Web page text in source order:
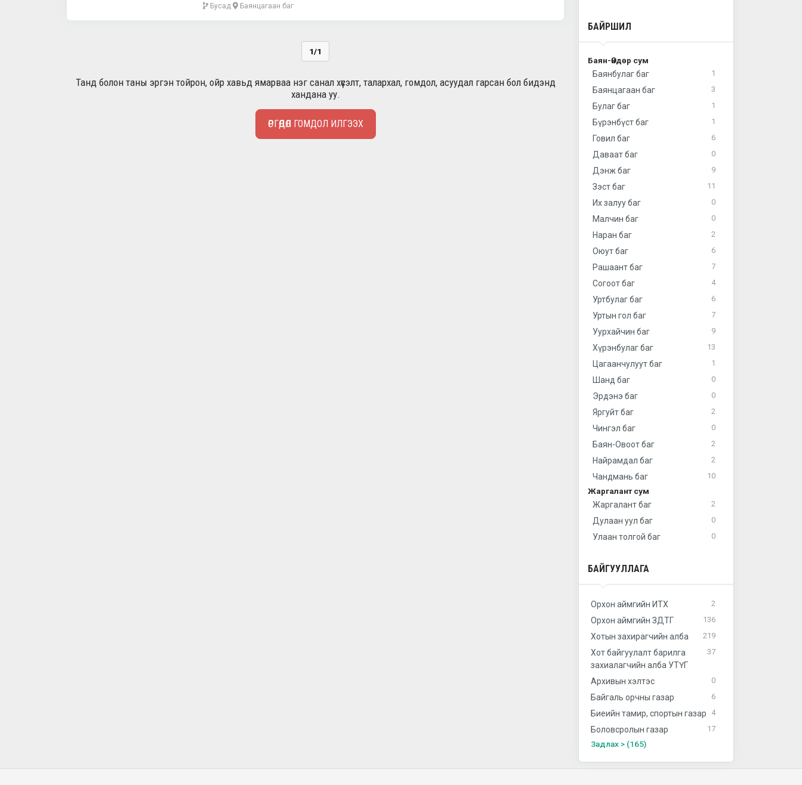
Бусад Баянцагаан баг
1/1
Танд болон таны эргэн тойрон, ойр хавьд ямарваа нэг санал хүсэлт, талархал, гомдол, асуудал гарсан бол бидэнд
хандана уу.
ӨРГӨДӨЛ ГОМДОЛ ИЛГЭЭХ
БАЙРШИЛ
Баян-Өндөр сум
Баянбулаг баг
1
Баянцагаан баг 3
Булаг баг 1
Бүрэнбүст баг 1
Говил баг 6
Даваат баг 0
Дэнж баг 9
Зэст баг 11
Их залуу баг 0
Малчин баг 0
Наран баг 2
Оюут баг 6
Рашаант баг 7
Согоот баг 4
Уртбулаг баг 6
Уртын гол баг 7
Уурхайчин баг 9
Хүрэнбулаг баг 13
Цагаанчулуут баг 1
Шанд баг 0
Эрдэнэ баг 0
Яргуйт баг 2
Чингэл баг 0
Баян-Овоот баг 2
Найрамдал баг 2
Чандмань баг 10
Жаргалант сум
Жаргалант баг
2
Дулаан уул баг 0
Улаан толгой баг 0
БАЙГУУЛЛАГА
Орхон аймгийн ИТХ 2
Орхон аймгийн ЗДТГ 136
Хотын захирагчийн алба 219
Хот байгуулалт барилга
захиалагчийн алба УТҮГ
37
Архивын хэлтэс 0
Байгаль орчны газар 6
Биеийн тамир, спортын газар 4
Боловсролын газар 17
Задлах > (165)